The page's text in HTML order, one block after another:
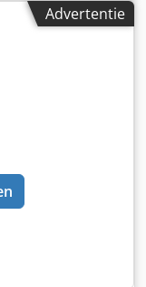
GmbH,
foto’s -
afspraak Prijs: €
op aanvraag
Advertentie